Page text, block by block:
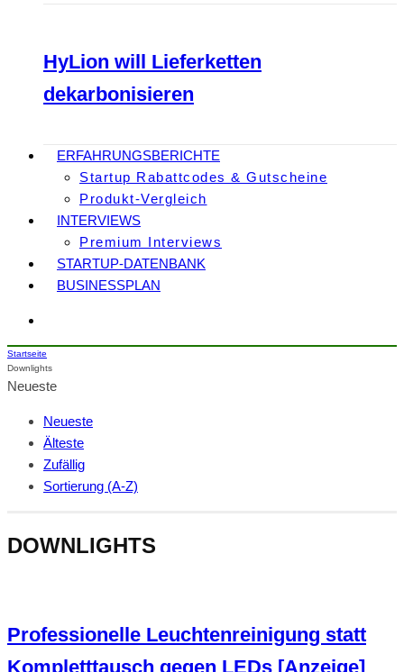
HyLion will Lieferketten
dekarbonisieren
ERFAHRUNGSBERICHTE
Startup Rabattcodes & Gutscheine
Produkt-Vergleich
INTERVIEWS
Premium Interviews
STARTUP-DATENBANK
BUSINESSPLAN
Startseite
Downlights
Neueste
Neueste
Älteste
Zufällig
Sortierung (A-Z)
DOWNLIGHTS
Professionelle Leuchtenreinigung statt
Kompletttausch gegen LEDs [Anzeige]